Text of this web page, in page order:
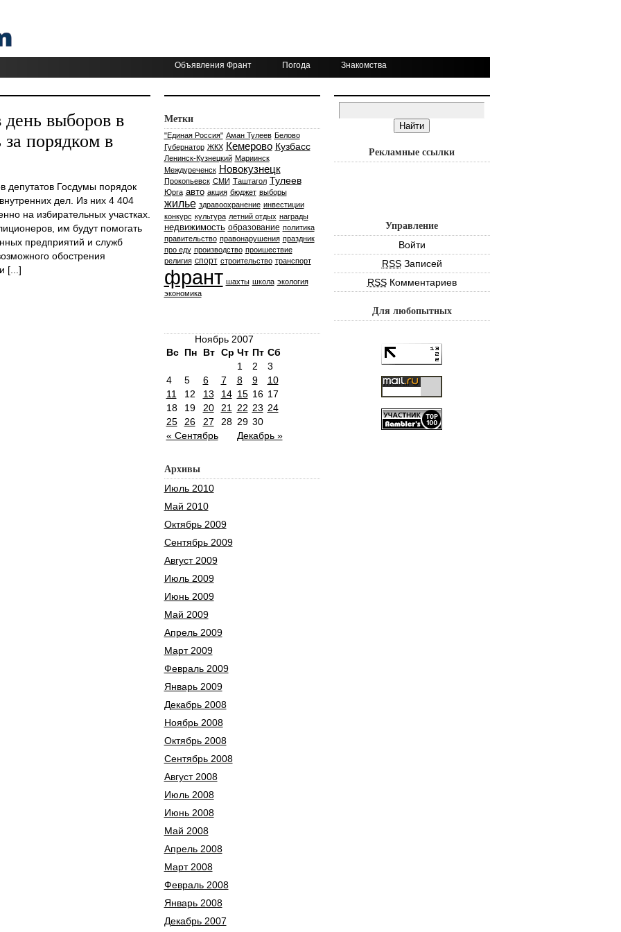
Объявления Франт Погода Знакомства
выборов в
за порядком в
депутатов Госдумы порядок
дел. Из них 4 404
на избирательных участках.
им будут помогать
предприятий и служб
обострения
[...]
Метки
"Единая Россия" Аман Тулеев Белово
Губернатор ЖКХ Кемерово Кузбасс
Ленинск-Кузнецкий Мариинск
Междуреченск Новокузнецк
Прокопьевск СМИ Таштагол Тулеев
Юрга авто акция бюджет выборы
жилье здравоохранение инвестиции
конкурс культура летний отдых награды
недвижимость образование политика
правительство правонарушения праздник
про еду производство проишествие
религия спорт строительство транспорт
франт шахты школа экология
экономика
Ноябрь 2007
Вс Пн Вт Ср Чт Пт Сб
« Сентябрь Декабрь »
1 2
3
4
5 6 7 8 9
10
11
12 13 14 15 16 17
18
19 20 21 22 23 24
25
26 27 28 29 30
Архивы
Июль 2010
Май 2010
Октябрь 2009
Сентябрь 2009
Август 2009
Июль 2009
Июнь 2009
Май 2009
Апрель 2009
Март 2009
Февраль 2009
Январь 2009
Декабрь 2008
Ноябрь 2008
Октябрь 2008
Сентябрь 2008
Август 2008
Июль 2008
Июнь 2008
Май 2008
Апрель 2008
Март 2008
Февраль 2008
Январь 2008
Декабрь 2007
Рекламные ссылки
Управление
Войти
RSSЗаписей
RSSКомментариев
Для любопытных